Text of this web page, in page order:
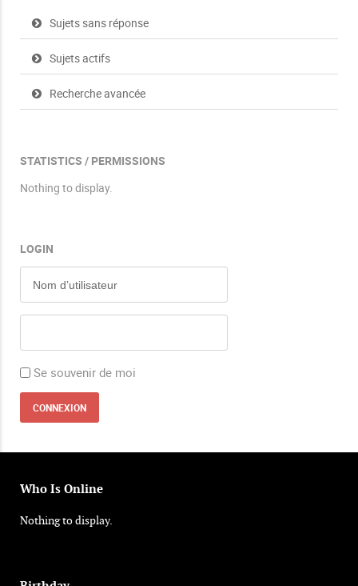
Sujets sans réponse
Sujets actifs
Recherche avancée
STATISTICS / PERMISSIONS
Nothing to display.
LOGIN
Se souvenir de moi
Who Is Online
Nothing to display.